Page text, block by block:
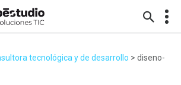
tecnológica y de desarrollo > diseno-